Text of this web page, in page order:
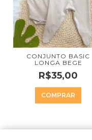
CONJUNTO BASIC
LONGA BEGE
R$35,00
COMPRAR